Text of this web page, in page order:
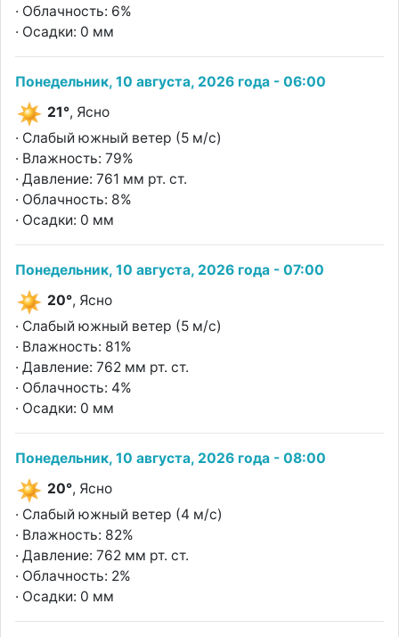
· Облачность: 6%
· Осадки: 0 мм
Понедельник, 10 августа, 2026 года - 06:00
21°, Ясно
· Слабый южный ветер (5 м/с)
· Влажность: 79%
· Давление: 761 мм рт. ст.
· Облачность: 8%
· Осадки: 0 мм
Понедельник, 10 августа, 2026 года - 07:00
20°, Ясно
· Слабый южный ветер (5 м/с)
· Влажность: 81%
· Давление: 762 мм рт. ст.
· Облачность: 4%
· Осадки: 0 мм
Понедельник, 10 августа, 2026 года - 08:00
20°, Ясно
· Слабый южный ветер (4 м/с)
· Влажность: 82%
· Давление: 762 мм рт. ст.
· Облачность: 2%
· Осадки: 0 мм